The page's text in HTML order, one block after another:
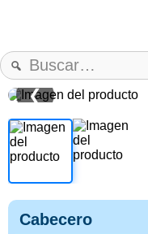
❮
Cabecero